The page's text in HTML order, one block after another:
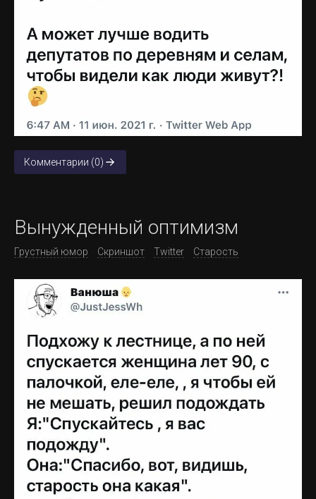
Комментарии (0)
Вынужденный оптимизм
Грустный юмор Скриншот Twitter Старость